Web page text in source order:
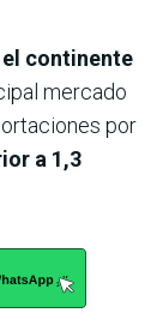
el continente
mercado
por
a 1,3